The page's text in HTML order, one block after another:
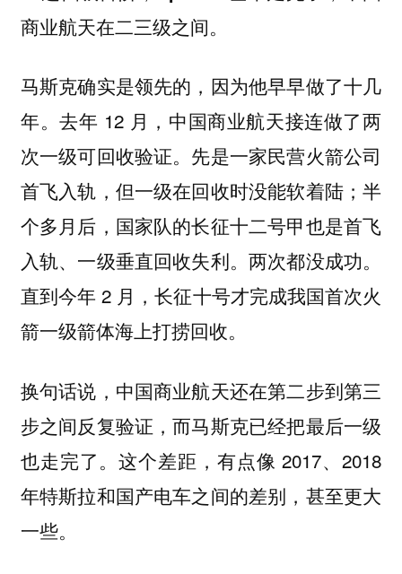
商业航天在二三级之间。
马斯克确实是领先的，因为他早早做了十几
年。去年 12 月，中国商业航天接连做了两
次一级可回收验证。先是一家民营火箭公司
首飞入轨，但一级在回收时没能软着陆；半
个多月后，国家队的长征十二号甲也是首飞
入轨、一级垂直回收失利。两次都没成功。
直到今年 2 月，长征十号才完成我国首次火
箭一级箭体海上打捞回收。
换句话说，中国商业航天还在第二步到第三
步之间反复验证，而马斯克已经把最后一级
也走完了。这个差距，有点像 2017、2018
年特斯拉和国产电车之间的差别，甚至更大
一些。